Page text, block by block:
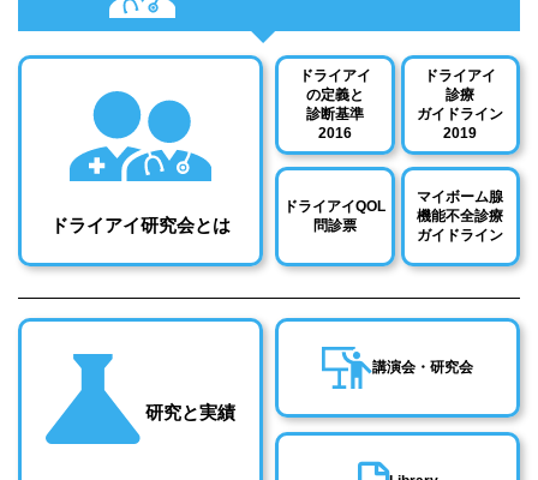
ドライアイ研究会とは
ドライアイ
の定義と
診断基準
2016
ドライアイ
診療
ガイドライン
2019
ドライアイQOL
問診票
マイボーム腺
機能不全診療
ガイドライン
研究と実績
講演会・研究会